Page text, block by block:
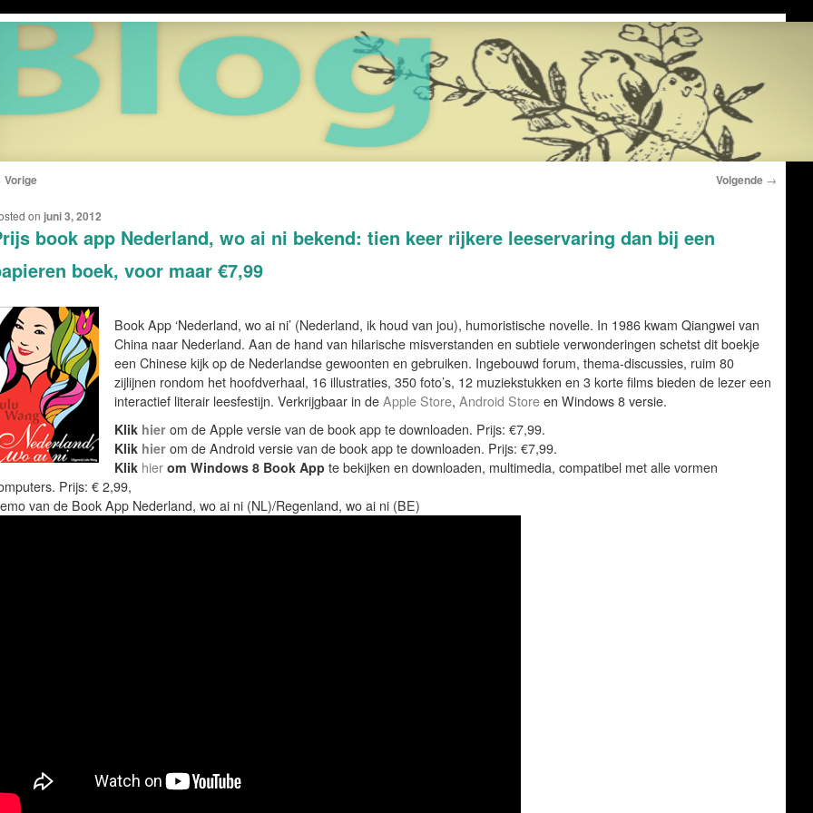
Vorige Volgende →
book app Nederland, wo ai ni bekend: tien keer rijkere leeservaring dan bij een
boek, voor maar €7,99
on juni 3, 2012
Book App ‘Nederland, wo ai ni’ (Nederland, ik houd van jou), humoristische novelle. In 1986 kwam Qiangwei van
China naar Nederland. Aan de hand van hilarische misverstanden en subtiele verwonderingen schetst dit boekje
een Chinese kijk op de Nederlandse gewoonten en gebruiken. Ingebouwd forum, thema-discussies, ruim 80
zijlijnen rondom het hoofdverhaal, 16 illustraties, 350 foto’s, 12 muziekstukken en 3 korte films bieden de lezer een
interactief literair leesfestijn. Verkrijgbaar in deApple Store,Android Store en Windows 8 versie.
Klik hier om de Apple versie van de book app te downloaden. Prijs: €7,99.
Klik hier om de Android versie van de book app te downloaden. Prijs: €7,99.
Klik hier om Windows 8 Book App te bekijken en downloaden, multimedia, compatibel met alle vormen
Prijs: € 2,99,
van de Book App Nederland, wo ai ni (NL)/Regenland, wo ai ni (BE)